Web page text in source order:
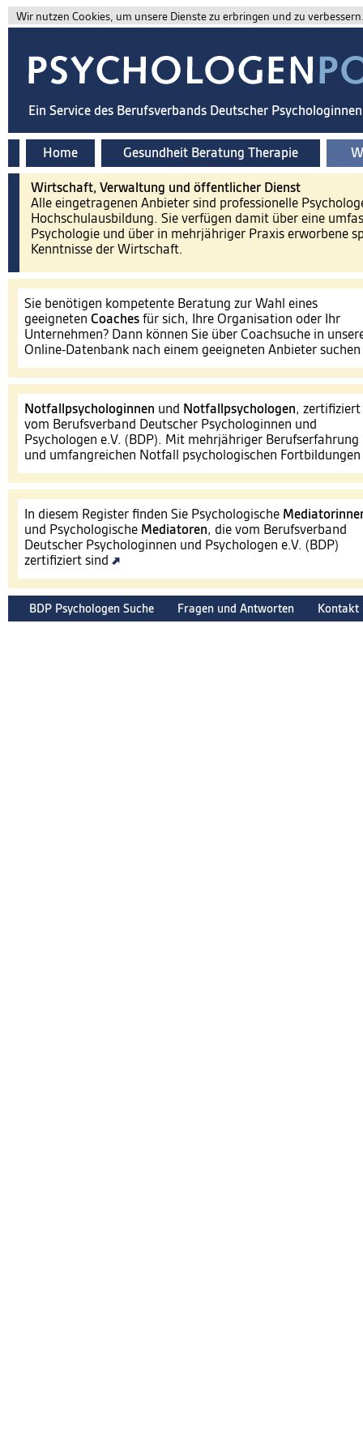
Wir nutzen Cookies, um unsere Dienste zu erbringen und zu
Ein Service des Berufsverbands Deutscher
Home Gesundheit Beratung Therapie
Wirtschaft, Verwaltung und öffentlicher Dienst
Alle eingetragenen Anbieter sind professionelle
Hochschulausbildung. Sie verfügen damit über eine
Psychologie und über in mehrjähriger Praxis erworbene
Kenntnisse der Wirtschaft.
Sie benötigen kompetente Beratung zur Wahl eines
geeigneten Coaches für sich, Ihre Organisation oder Ihr
Unternehmen? Dann können Sie über Coachsuche in
Online-Datenbank nach einem geeigneten Anbieter suchen
Notfallpsychologinnen und Notfallpsychologen, zertifiziert
vom Berufsverband Deutscher Psychologinnen und
Psychologen e.V. (BDP). Mit mehrjähriger Berufserfahrung
und umfangreichen Notfall psychologischen Fortbildungen
In diesem Register finden Sie Psychologische
und Psychologische Mediatoren, die vom Berufsverband
Deutscher Psychologinnen und Psychologen e.V. (BDP)
zertifiziert sind
BDP Psychologen Suche Fragen und Antworten Kontakt